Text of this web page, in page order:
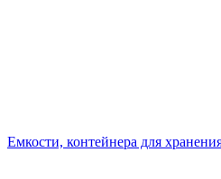
Емкости, контейнера для